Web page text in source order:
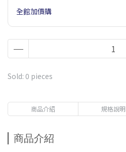
全館加價購
Sold: 0 pieces
商品介紹 規格說明
商品介紹